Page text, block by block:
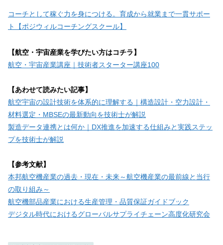
コーチとして稼ぐ力を身につける。育成から就業まで一貫サポー
ト【ポジウィルコーチングスクール】
【航空・宇宙産業を学びたい方はコチラ】
航空・宇宙産業講座｜技術者スターター講座100
【あわせて読みたい記事】
航空宇宙の設計技術を体系的に理解する｜構造設計・空力設計・
材料選定・MBSEの最新動向を技術士が解説
製造データ連携とは何か｜DX推進を加速する仕組みと実践ステッ
プを技術士が解説
【参考文献】
本邦航空機産業の過去・現在・未来～航空機産業の最前線と当行
の取り組み～
航空機部品産業における生産管理・品質保証ガイドブック
デジタル時代におけるグローバルサプライチェーン高度化研究会